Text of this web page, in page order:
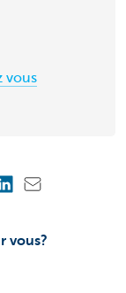
vous
vous?